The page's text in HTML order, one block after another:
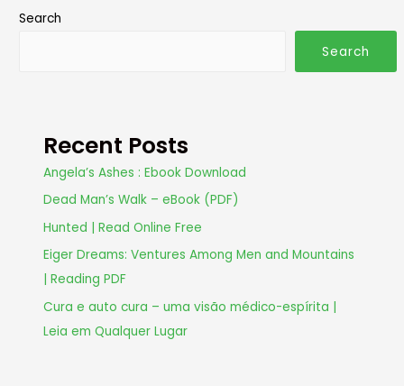
Search
Search
Recent Posts
Angela’s Ashes : Ebook Download
Dead Man’s Walk – eBook (PDF)
Hunted | Read Online Free
Eiger Dreams: Ventures Among Men and Mountains
| Reading PDF
Cura e auto cura – uma visão médico-espírita |
Leia em Qualquer Lugar